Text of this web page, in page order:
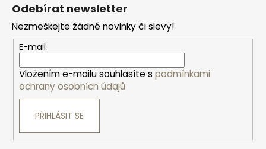
Odebírat newsletter
Nezmeškejte žádné novinky či slevy!
E-mail
Vložením e-mailu souhlasíte s podmínkami
ochrany osobních údajů
PŘIHLÁSIT SE